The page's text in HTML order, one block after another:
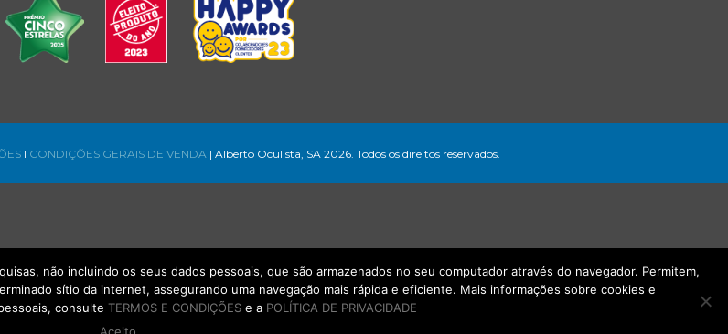
l CONDIÇÕES GERAIS DE VENDA | Alberto Oculista, SA 2026. Todos os direitos reservados.
não incluindo os seus dados pessoais, que são armazenados no seu computador através do navegador. Permitem,
sítio da internet, assegurando uma navegação mais rápida e eficiente. Mais informações sobre cookies e
consulte TERMOS E CONDIÇÕESe a POLÍTICA DE PRIVACIDADE